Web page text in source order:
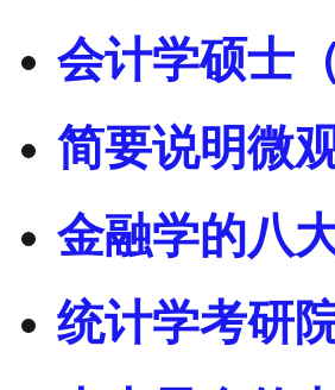
会计学硕士
简要说明微
金融学的八
统计学考研